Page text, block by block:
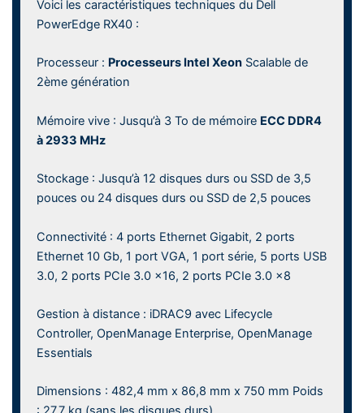
Voici les caractéristiques techniques du Dell
PowerEdge RX40 :
Processeur : Processeurs Intel Xeon Scalable de
2ème génération
Mémoire vive : Jusqu’à 3 To de mémoire ECC DDR4
à 2933 MHz
Stockage : Jusqu’à 12 disques durs ou SSD de 3,5
pouces ou 24 disques durs ou SSD de 2,5 pouces
Connectivité : 4 ports Ethernet Gigabit, 2 ports
Ethernet 10 Gb, 1 port VGA, 1 port série, 5 ports USB
3.0, 2 ports PCIe 3.0 x16, 2 ports PCIe 3.0 x8
Gestion à distance : iDRAC9 avec Lifecycle
Controller, OpenManage Enterprise, OpenManage
Essentials
Dimensions : 482,4 mm x 86,8 mm x 750 mm Poids